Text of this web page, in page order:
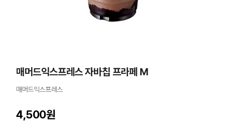
매머드익스프레스 자바칩 프라페 M
매머드익스프레스
4,500원